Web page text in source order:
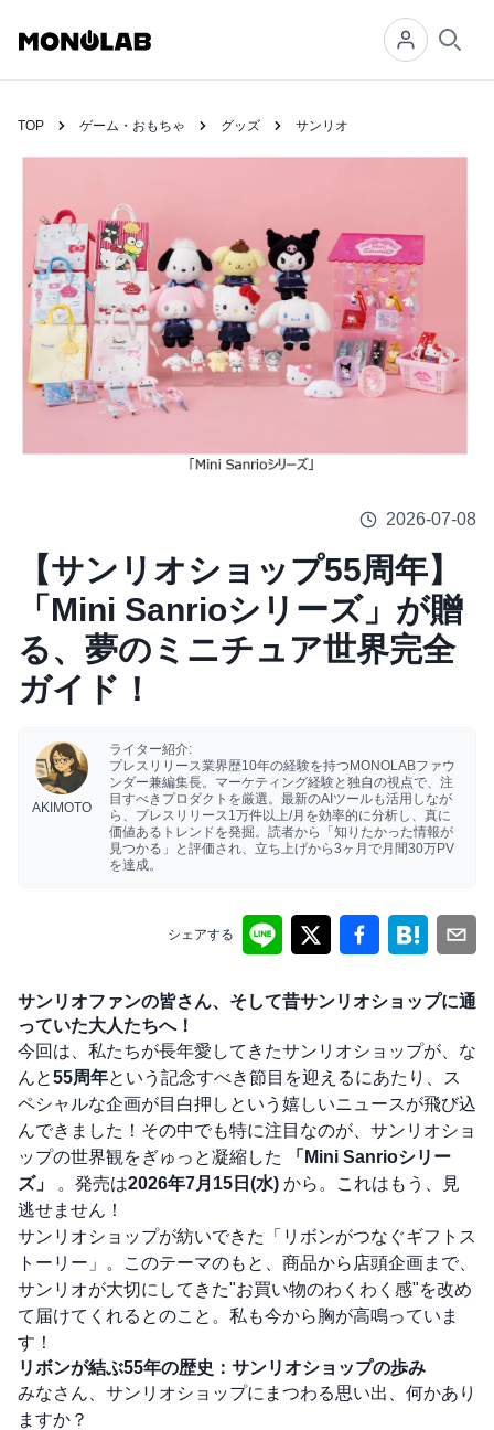
TOP ゲーム・おもちゃ グッズ サンリオ
2026-07-08
【サンリオショップ55周年】
「Mini Sanrioシリーズ」が贈
る、夢のミニチュア世界完全
ガイド！
AKIMOTO
ライター紹介:
プレスリリース業界歴10年の経験を持つMONOLABファウ
ンダー兼編集長。マーケティング経験と独自の視点で、注
目すべきプロダクトを厳選。最新のAIツールも活用しなが
ら、プレスリリース1万件以上/月を効率的に分析し、真に
価値あるトレンドを発掘。読者から「知りたかった情報が
見つかる」と評価され、立ち上げから3ヶ月で月間30万PV
を達成。
シェアする
サンリオファンの皆さん、そして昔サンリオショップに通
っていた大人たちへ！
今回は、私たちが長年愛してきたサンリオショップが、な
んと55周年という記念すべき節目を迎えるにあたり、ス
ペシャルな企画が目白押しという嬉しいニュースが飛び込
んできました！その中でも特に注目なのが、サンリオショ
ップの世界観をぎゅっと凝縮した
「Mini Sanrioシリー
ズ」
。発売は2026年7月15日(水) から。これはもう、見
逃せません！
サンリオショップが紡いできた「リボンがつなぐギフトス
トーリー」。このテーマのもと、商品から店頭企画まで、
サンリオが大切にしてきた"お買い物のわくわく感"を改め
て届けてくれるとのこと。私も今から胸が高鳴っていま
す！
リボンが結ぶ55年の歴史：サンリオショップの歩み
みなさん、サンリオショップにまつわる思い出、何かあり
ますか？